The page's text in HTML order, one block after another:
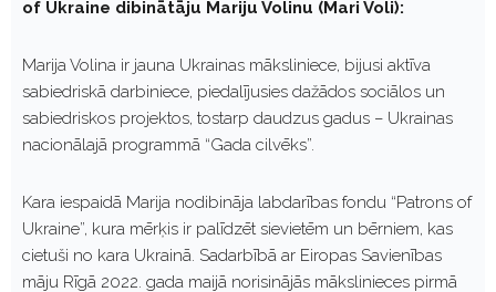
of Ukraine dibinātāju Mariju Volinu (Mari Voli):
Marija Volina ir jauna Ukrainas māksliniece, bijusi aktīva
sabiedriskā darbiniece, piedalījusies dažādos sociālos un
sabiedriskos projektos, tostarp daudzus gadus – Ukrainas
nacionālajā programmā “Gada cilvēks”.
Kara iespaidā Marija nodibināja labdarības fondu “Patrons of
Ukraine”, kura mērķis ir palīdzēt sievietēm un bērniem, kas
cietuši no kara Ukrainā. Sadarbībā ar Eiropas Savienības
māju Rīgā 2022. gada maijā norisinājās mākslinieces pirmā